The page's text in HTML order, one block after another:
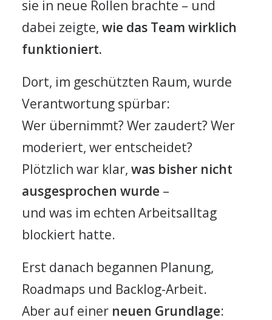
sie in neue Rollen brachte – und
dabei zeigte, wie das Team wirklich
funktioniert.
Dort, im geschützten Raum, wurde
Verantwortung spürbar:
Wer übernimmt? Wer zaudert? Wer
moderiert, wer entscheidet?
Plötzlich war klar, was bisher nicht
ausgesprochen wurde –
und was im echten Arbeitsalltag
blockiert hatte.
Erst danach begannen Planung,
Roadmaps und Backlog-Arbeit.
Aber auf einer neuen Grundlage: